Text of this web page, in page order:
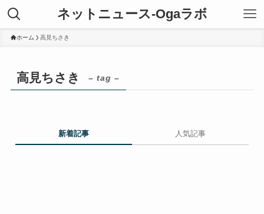
ネットニュース-Ogaラボ
ホーム 高見ちさき
高見ちさき – tag –
新着記事 人気記事